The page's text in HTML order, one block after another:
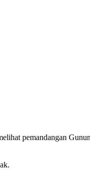
pemandangan